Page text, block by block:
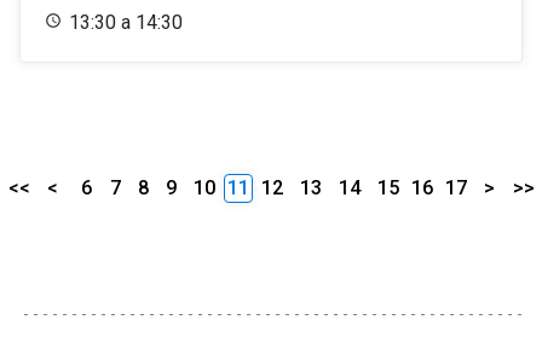
13:30 a 14:30
<< < 6 7 8 9 10 11 12 13 14 15 16 17 > >>